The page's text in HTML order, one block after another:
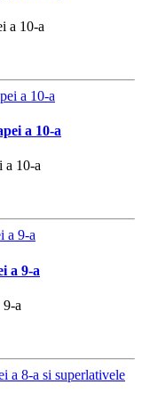
a 10-a
a 10-a
10-a
a 9-a
a